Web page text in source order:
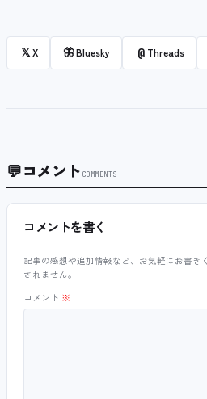
𝕏X 🦋Bluesky @ Threads
💬コメント COMMENTS
コメントを書く
記事の感想や追加情報など、お気軽にお書き
されません。
コメント ※